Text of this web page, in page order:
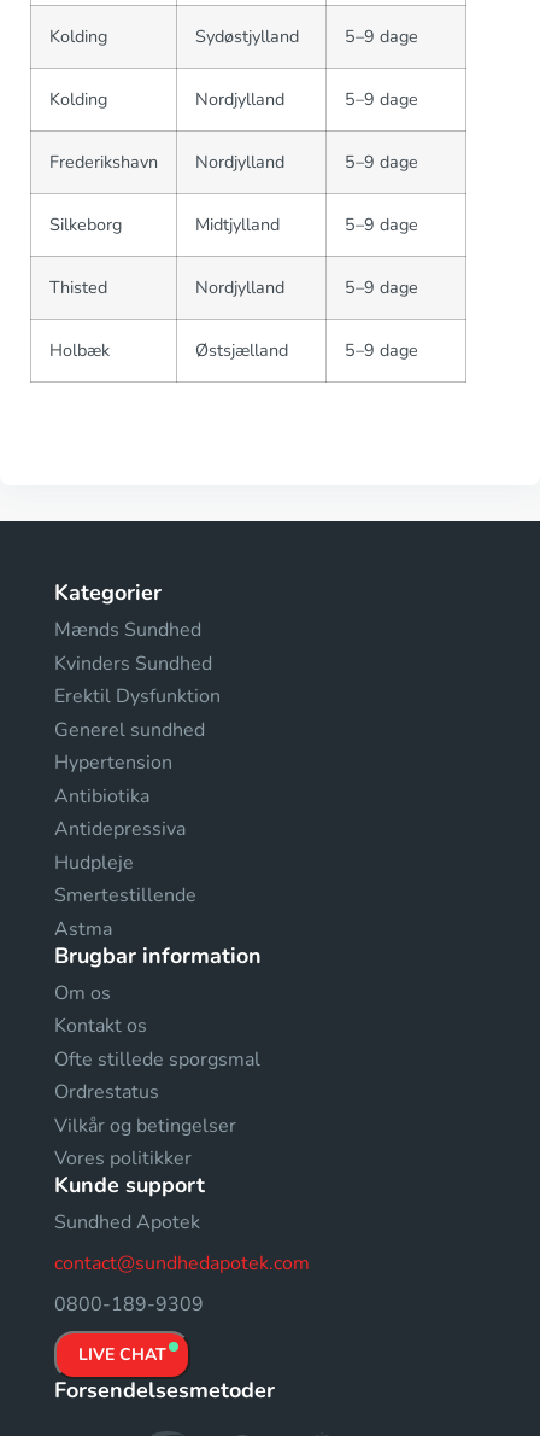
Kolding Sydøstjylland 5–9 dage
Kolding Nordjylland 5–9 dage
Frederikshavn Nordjylland 5–9 dage
Silkeborg Midtjylland 5–9 dage
Thisted Nordjylland 5–9 dage
Holbæk Østsjælland 5–9 dage
Kategorier
Mænds Sundhed
Kvinders Sundhed
Erektil Dysfunktion
Generel sundhed
Hypertension
Antibiotika
Antidepressiva
Hudpleje
Smertestillende
Astma
Brugbar information
Om os
Kontakt os
Ofte stillede sporgsmal
Ordrestatus
Vilkår og betingelser
Vores politikker
Kunde support
Sundhed Apotek
contact@sundhedapotek.com
0800-189-9309
LIVE CHAT
Forsendelsesmetoder